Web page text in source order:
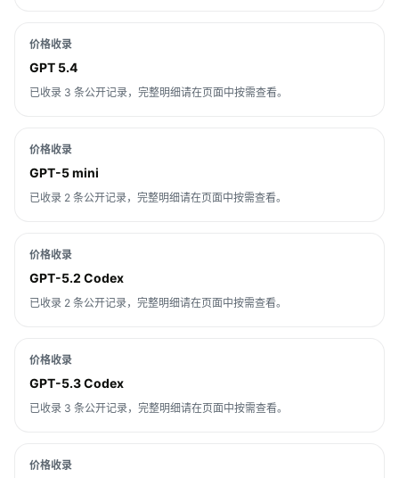
价格收录
GPT 5.4
已收录 3 条公开记录，完整明细请在页面中按需查看。
价格收录
GPT-5 mini
已收录 2 条公开记录，完整明细请在页面中按需查看。
价格收录
GPT-5.2 Codex
已收录 2 条公开记录，完整明细请在页面中按需查看。
价格收录
GPT-5.3 Codex
已收录 3 条公开记录，完整明细请在页面中按需查看。
价格收录